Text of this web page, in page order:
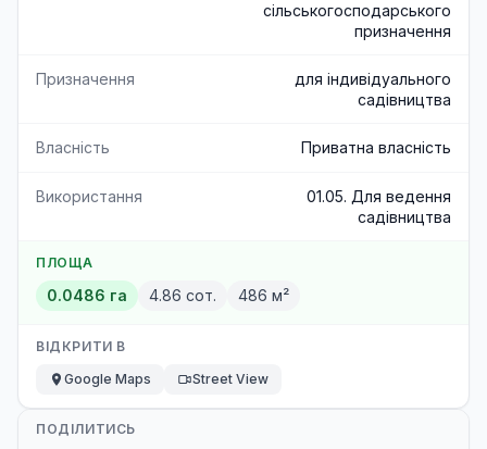
сільськогосподарського
призначення
Призначення
для індивідуального
садівництва
Власність Приватна власність
Використання
01.05. Для ведення
садівництва
ПЛОЩА
0.0486 га 4.86 сот. 486 м²
ВІДКРИТИ В
Google Maps
Street View
ПОДІЛИТИСЬ